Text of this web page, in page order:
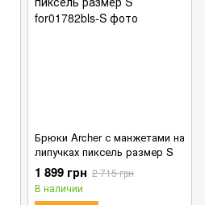
Брюки Archer с манжетами на
липучках пиксель размер S
1 899 грн 2 715 грн
В наличии